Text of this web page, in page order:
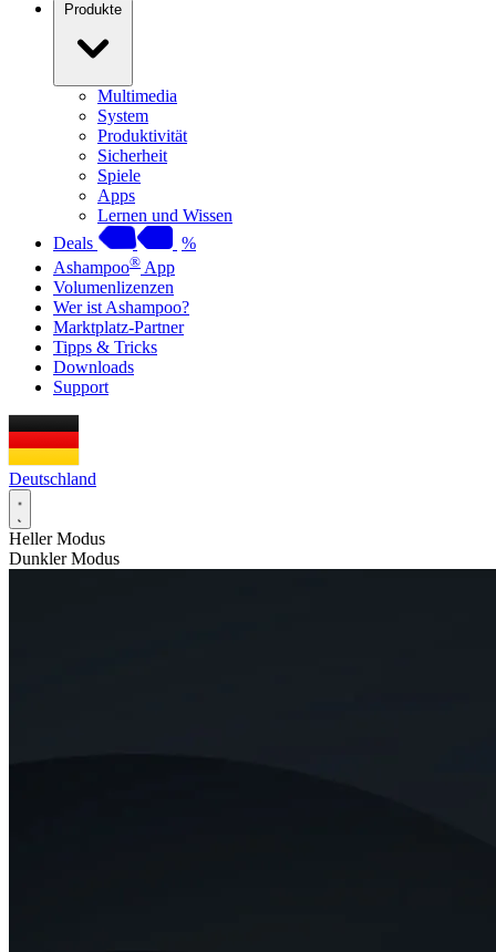
Produkte
Multimedia
System
Produktivität
Sicherheit
Spiele
Apps
Lernen und Wissen
Deals
%
Ashampoo® App
Volumenlizenzen
Wer ist Ashampoo?
Marktplatz-Partner
Tipps & Tricks
Downloads
Support
Deutschland
Heller Modus
Dunkler Modus